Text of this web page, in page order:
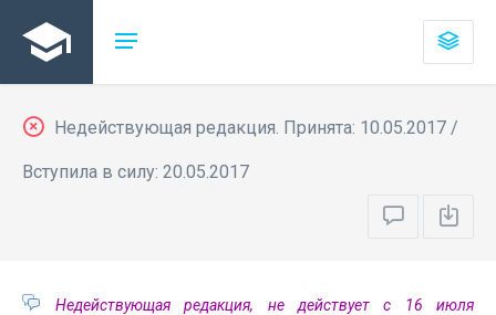
Недействующая редакция. Принята: 10.05.2017 /
Вступила в силу: 20.05.2017
Недействующая редакция, не действует с 16 июля